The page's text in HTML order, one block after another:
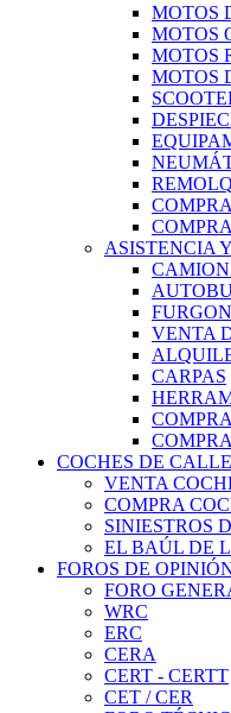
MOTOS
MOTOS
MOTOS
MOTOS
ASISTENCIA
VENTA
CARPAS
COCHES DE CALLE
VENTA
COMPRA
SINIESTROS
EL BAÚL DE
FOROS DE
FORO
WRC
ERC
CERA
CERT - CERTT
CET / CER